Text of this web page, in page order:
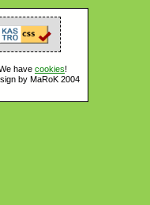
have cookies!
by MaRoK 2004